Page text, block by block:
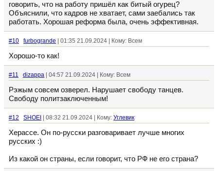
говорить, что на работу пришёл как битый огурец?
Объяснили, что кадров не хватает, сами заебались так
работать. Хорошая реформа была, очень эффективная.
#10 furbogrande | 01:35 21.09.2024 | Кому: Всем
Хорошо-то как!
#11 dizappa | 04:57 21.09.2024 | Кому: Всем
Рэжым совсем озверел. Нарушает свободу танцев.
Свободу политзаключенным!
#12 SHOEI | 08:32 21.09.2024 | Кому: Углевик
Херассе. Он по-русски разговаривает лучше многих
русских :)
Из какой он страны, если говорит, что РФ не его страна?